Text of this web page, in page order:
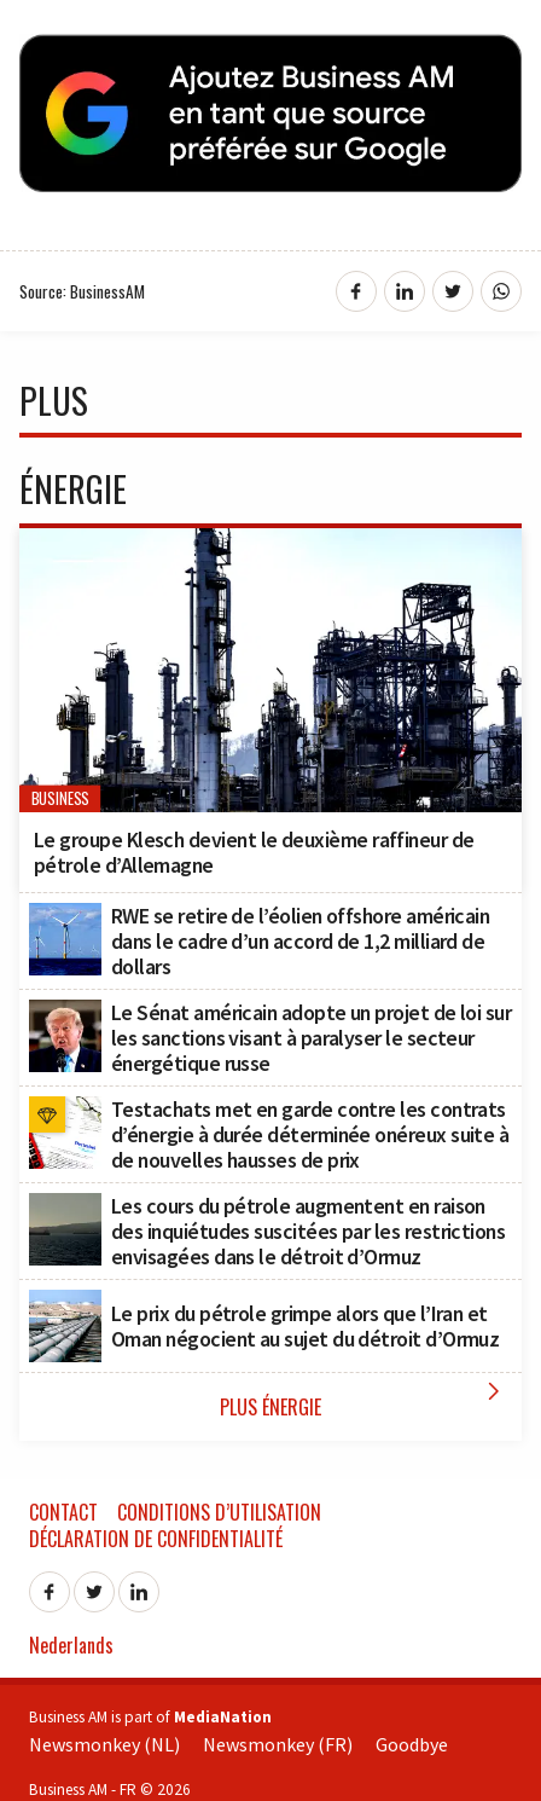
Source: BusinessAM
PLUS
ÉNERGIE
BUSINESS
Le groupe Klesch devient le deuxième raffineur de
pétrole d’Allemagne
RWE se retire de l’éolien offshore américain
dans le cadre d’un accord de 1,2 milliard de
dollars
Le Sénat américain adopte un projet de loi sur
les sanctions visant à paralyser le secteur
énergétique russe
Testachats met en garde contre les contrats
d’énergie à durée déterminée onéreux suite à
de nouvelles hausses de prix
Les cours du pétrole augmentent en raison
des inquiétudes suscitées par les restrictions
envisagées dans le détroit d’Ormuz
Le prix du pétrole grimpe alors que l’Iran et
Oman négocient au sujet du détroit d’Ormuz
PLUS ÉNERGIE 
CONTACT
CONDITIONS D’UTILISATION
DÉCLARATION DE CONFIDENTIALITÉ
Nederlands
Business AM is part of MediaNation
Newsmonkey (NL) Newsmonkey (FR) Goodbye
Business AM - FR © 2026